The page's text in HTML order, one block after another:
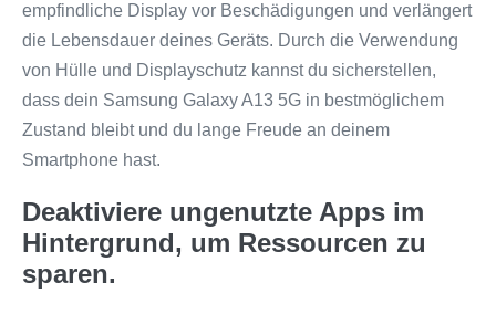
empfindliche Display vor Beschädigungen und verlängert
die Lebensdauer deines Geräts. Durch die Verwendung
von Hülle und Displayschutz kannst du sicherstellen,
dass dein Samsung Galaxy A13 5G in bestmöglichem
Zustand bleibt und du lange Freude an deinem
Smartphone hast.
Deaktiviere ungenutzte Apps im
Hintergrund, um Ressourcen zu
sparen.